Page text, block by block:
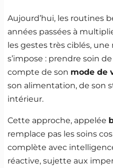
Aujourd’hui, les routines
années passées à
les gestes très ciblés,
s’impose : prendre soin
compte de son mode de
son alimentation, de son
intérieur.
Cette approche, appelée
remplace pas les soins
complète avec
réactive, sujette aux